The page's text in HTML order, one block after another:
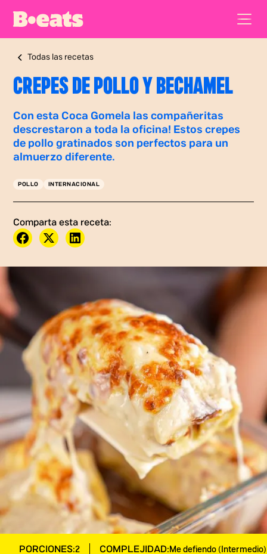
Todas las recetas
CREPES DE POLLO Y BECHAMEL
Con esta Coca Gomela las compañeritas
descrestaron a toda la oficina! Estos crepes
de pollo gratinados son perfectos para un
almuerzo diferente.
POLLO INTERNACIONAL
Comparta esta receta:
PORCIONES:2 COMPLEJIDAD: Me defiendo (Intermedio)